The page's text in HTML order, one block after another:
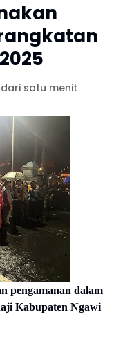
satu menit
pengamanan dalam
Kabupaten Ngawi